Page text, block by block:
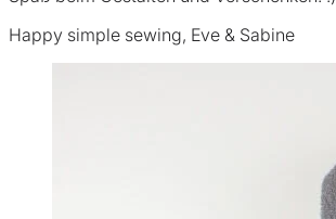
Happy simple sewing, Eve & Sabine